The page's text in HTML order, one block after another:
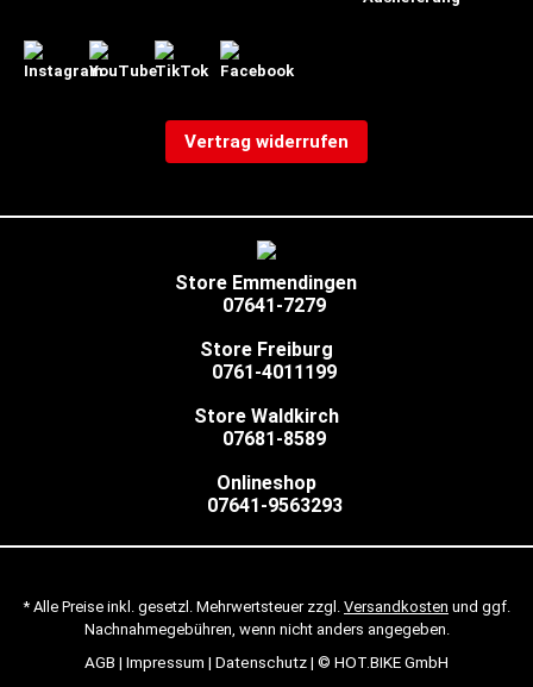
Vertrag widerrufen
Store Emmendingen
07641-7279
Store Freiburg
0761-4011199
Store Waldkirch
07681-8589
Onlineshop
07641-9563293
* Alle Preise inkl. gesetzl. Mehrwertsteuer zzgl. Versandkosten und ggf.
Nachnahmegebühren, wenn nicht anders angegeben.
AGB | Impressum | Datenschutz| © HOT.BIKE GmbH